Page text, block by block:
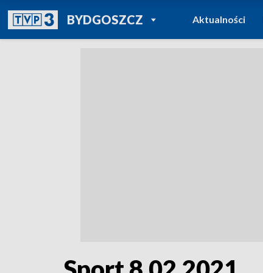
BYDGOSZCZPOWRÓT DO
TVP REGIONY
Aktualności